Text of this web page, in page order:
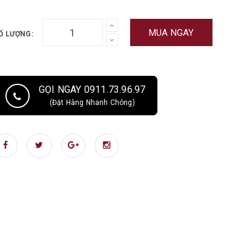
LƯỢNG: MUA NGAY
GỌI NGAY 0911.73.96.97
(Đặt Hàng Nhanh Chóng)